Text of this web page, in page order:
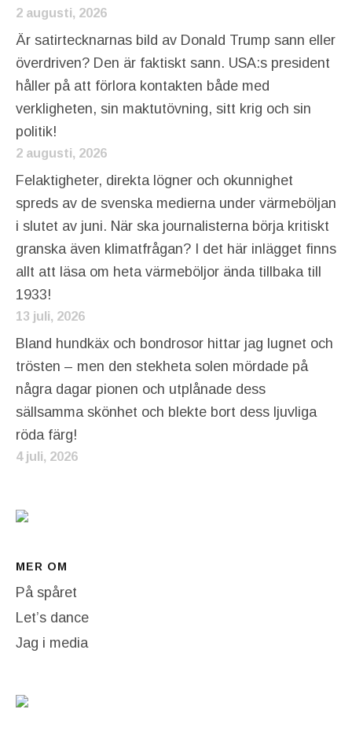
2 augusti, 2026
Är satirtecknarnas bild av Donald Trump sann eller
överdriven? Den är faktiskt sann. USA:s president
håller på att förlora kontakten både med
verkligheten, sin maktutövning, sitt krig och sin
politik!
2 augusti, 2026
Felaktigheter, direkta lögner och okunnighet
spreds av de svenska medierna under värmeböljan
i slutet av juni. När ska journalisterna börja kritiskt
granska även klimatfrågan? I det här inlägget finns
allt att läsa om heta värmeböljor ända tillbaka till
1933!
13 juli, 2026
Bland hundkäx och bondrosor hittar jag lugnet och
trösten – men den stekheta solen mördade på
några dagar pionen och utplånade dess
sällsamma skönhet och blekte bort dess ljuvliga
röda färg!
4 juli, 2026
MER OM
På spåret
Let’s dance
Jag i media